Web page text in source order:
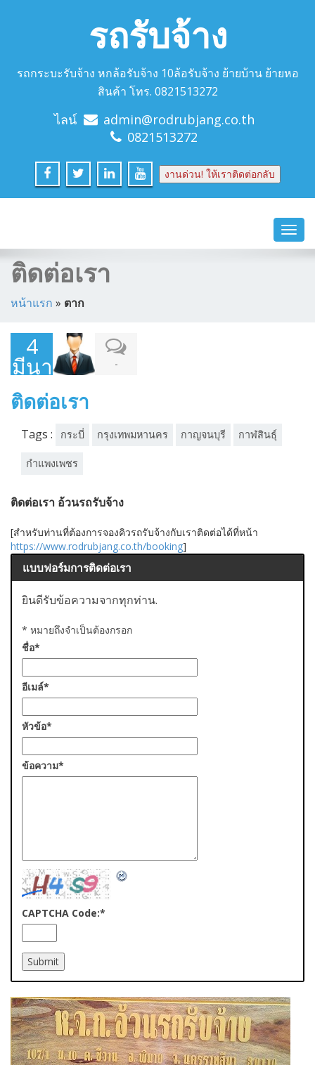
รถรับจ้าง
รถกระบะรับจ้าง หกล้อรับจ้าง 10ล้อรับจ้าง ย้ายบ้าน ย้ายหอ
สินค้า โทร. 0821513272
ไลน์
admin@rodrubjang.co.th
0821513272
งานด่วน! ให้เราติดต่อกลับ
ติดต่อเรา
หน้าแรก » ตาก
4
มีนาคม
2015
-
ติดต่อเรา
Tags : กระบี่ กรุงเทพมหานคร กาญจนบุรี กาฬสินธุ์
กำแพงเพชร
ติดต่อเรา อ้วนรถรับจ้าง
[สำหรับท่านที่ต้องการจองคิวรถรับจ้างกับเราติดต่อได้ที่หน้า
https://www.rodrubjang.co.th/booking]
แบบฟอร์มการติดต่อเรา
ยินดีรับข้อความจากทุกท่าน.
* หมายถึงจำเป็นต้องกรอก
ชื่อ*
อีเมล์*
หัวข้อ*
ข้อความ*
CAPTCHA Code:*